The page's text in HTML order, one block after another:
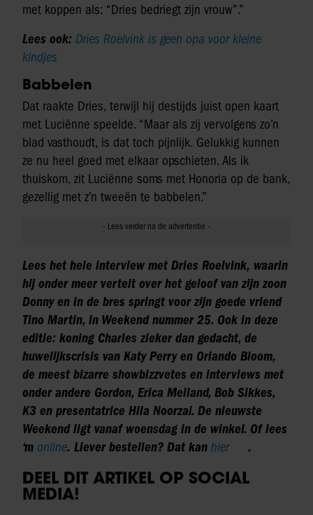
met koppen als: “Dries bedriegt zijn vrouw”.”
Lees ook: Dries Roelvink is geen opa voor kleine
kindjes
Babbelen
Dat raakte Dries, terwijl hij destijds juist open kaart
met Luciënne speelde. “Maar als zij vervolgens zo’n
blad vasthoudt, is dat toch pijnlijk. Gelukkig kunnen
ze nu heel goed met elkaar opschieten. Als ik
thuiskom, zit Luciënne soms met Honoria op de bank,
gezellig met z’n tweeën te babbelen.”
Lees het hele interview met Dries Roelvink, waarin
hij onder meer vertelt over het geloof van zijn zoon
Donny en in de bres springt voor zijn goede vriend
Tino Martin, in Weekend nummer 25. Ook in deze
editie: koning Charles zieker dan gedacht, de
huwelijkscrisis van Katy Perry en Orlando Bloom,
de meest bizarre showbizzvetes en interviews met
onder andere Gordon, Erica Meiland, Bob Sikkes,
K3 en presentatrice Hila Noorzai. De nieuwste
Weekend ligt vanaf woensdag in de winkel. Of lees
‘m online. Liever bestellen? Dat kan hier .
DEEL DIT ARTIKEL OP SOCIAL
MEDIA!